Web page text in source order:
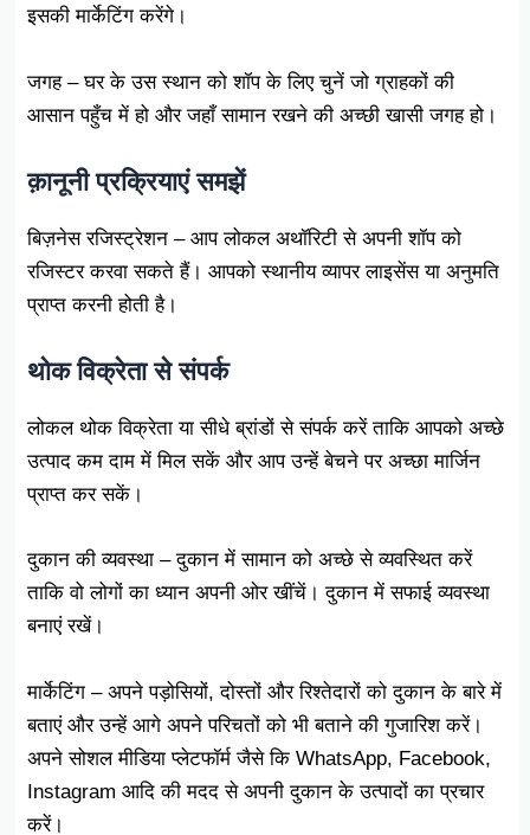
इसकी मार्केटिंग करेंगे।
जगह – घर के उस स्थान को शॉप के लिए चुनें जो ग्राहकों की
आसान पहुँच में हो और जहाँ सामान रखने की अच्छी खासी जगह हो।
क़ानूनी प्रक्रियाएं समझें
बिज़नेस रजिस्ट्रेशन – आप लोकल अथॉरिटी से अपनी शॉप को
रजिस्टर करवा सकते हैं। आपको स्थानीय व्यापर लाइसेंस या अनुमति
प्राप्त करनी होती है।
थोक विक्रेता से संपर्क
लोकल थोक विक्रेता या सीधे ब्रांडों से संपर्क करें ताकि आपको अच्छे
उत्पाद कम दाम में मिल सकें और आप उन्हें बेचने पर अच्छा मार्जिन
प्राप्त कर सकें।
दुकान की व्यवस्था – दुकान में सामान को अच्छे से व्यवस्थित करें
ताकि वो लोगों का ध्यान अपनी ओर खींचें। दुकान में सफाई व्यवस्था
बनाएं रखें।
मार्केटिंग – अपने पड़ोसियों, दोस्तों और रिश्तेदारों को दुकान के बारे में
बताएं और उन्हें आगे अपने परिचतों को भी बताने की गुजारिश करें।
अपने सोशल मीडिया प्लेटफॉर्म जैसे कि WhatsApp, Facebook,
Instagram आदि की मदद से अपनी दुकान के उत्पादों का प्रचार
करें।